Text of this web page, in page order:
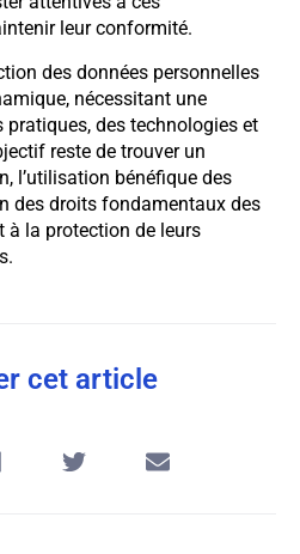
leur conformité.
des données personnelles
nécessitant une
des technologies et
reste de trouver un
l’utilisation bénéfique des
des droits fondamentaux des
à la protection de leurs
cet article